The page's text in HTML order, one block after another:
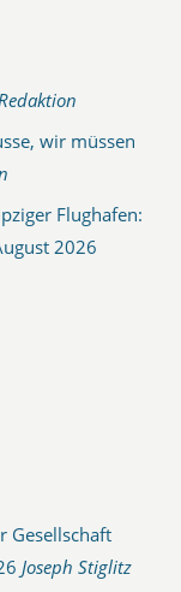
Redaktion
wir müssen
Flughafen:
2026
Gesellschaft
Joseph Stiglitz